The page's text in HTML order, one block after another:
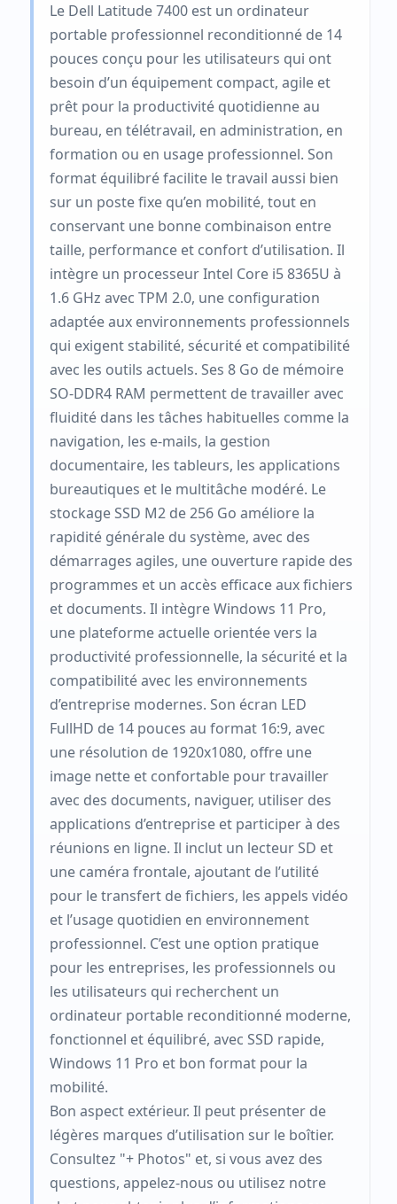
Le Dell Latitude 7400 est un ordinateur
portable professionnel reconditionné de 14
pouces conçu pour les utilisateurs qui ont
besoin d’un équipement compact, agile et
prêt pour la productivité quotidienne au
bureau, en télétravail, en administration, en
formation ou en usage professionnel. Son
format équilibré facilite le travail aussi bien
sur un poste fixe qu’en mobilité, tout en
conservant une bonne combinaison entre
taille, performance et confort d’utilisation. Il
intègre un processeur Intel Core i5 8365U à
1.6 GHz avec TPM 2.0, une configuration
adaptée aux environnements professionnels
qui exigent stabilité, sécurité et compatibilité
avec les outils actuels. Ses 8 Go de mémoire
SO-DDR4 RAM permettent de travailler avec
fluidité dans les tâches habituelles comme la
navigation, les e-mails, la gestion
documentaire, les tableurs, les applications
bureautiques et le multitâche modéré. Le
stockage SSD M2 de 256 Go améliore la
rapidité générale du système, avec des
démarrages agiles, une ouverture rapide des
programmes et un accès efficace aux fichiers
et documents. Il intègre Windows 11 Pro,
une plateforme actuelle orientée vers la
productivité professionnelle, la sécurité et la
compatibilité avec les environnements
d’entreprise modernes. Son écran LED
FullHD de 14 pouces au format 16:9, avec
une résolution de 1920x1080, offre une
image nette et confortable pour travailler
avec des documents, naviguer, utiliser des
applications d’entreprise et participer à des
réunions en ligne. Il inclut un lecteur SD et
une caméra frontale, ajoutant de l’utilité
pour le transfert de fichiers, les appels vidéo
et l’usage quotidien en environnement
professionnel. C’est une option pratique
pour les entreprises, les professionnels ou
les utilisateurs qui recherchent un
ordinateur portable reconditionné moderne,
fonctionnel et équilibré, avec SSD rapide,
Windows 11 Pro et bon format pour la
mobilité.
Bon aspect extérieur. Il peut présenter de
légères marques d’utilisation sur le boîtier.
Consultez "+ Photos" et, si vous avez des
questions, appelez-nous ou utilisez notre